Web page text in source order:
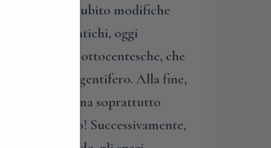
se ha subito modifiche
più antichi, oggi
strutture ottocentesche, che
di piombo argentifero. Alla fine,
e frutteti, ma soprattutto
spettacolo! Successivamente,